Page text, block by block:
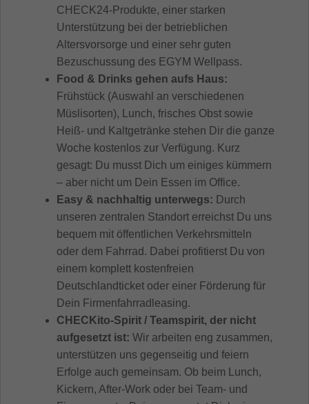
CHECK24-Produkte, einer starken
Unterstützung bei der betrieblichen
Altersvorsorge und einer sehr guten
Bezuschussung des EGYM Wellpass.
Food & Drinks gehen aufs Haus:
Frühstück (Auswahl an verschiedenen
Müslisorten), Lunch, frisches Obst sowie
Heiß- und Kaltgetränke stehen Dir die ganze
Woche kostenlos zur Verfügung. Kurz
gesagt: Du musst Dich um einiges kümmern
– aber nicht um Dein Essen im Office.
Easy & nachhaltig unterwegs: Durch
unseren zentralen Standort erreichst Du uns
bequem mit öffentlichen Verkehrsmitteln
oder dem Fahrrad. Dabei profitierst Du von
einem komplett kostenfreien
Deutschlandticket oder einer Förderung für
Dein Firmenfahrradleasing.
CHECKito-Spirit / Teamspirit, der nicht
aufgesetzt ist: Wir arbeiten eng zusammen,
unterstützen uns gegenseitig und feiern
Erfolge auch gemeinsam. Ob beim Lunch,
Kickern, After-Work oder bei Team- und